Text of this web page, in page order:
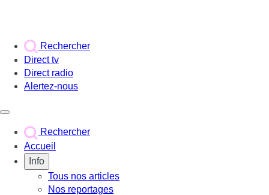
Rechercher
Direct tv
Direct radio
Alertez-nous
Rechercher
Accueil
Info
Tous nos articles
Nos reportages